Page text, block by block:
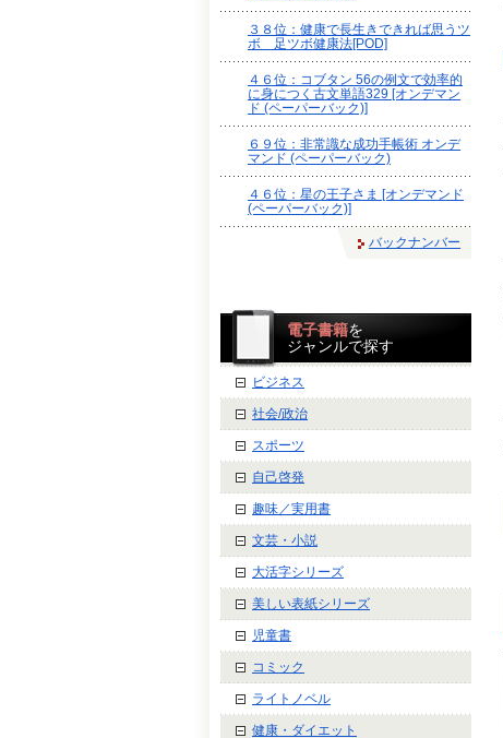
３８位：健康で長生きできれば思うツ
ボ 足ツボ健康法[POD]
４６位：コブタン 56の例文で効率的
に身につく古文単語329 [オンデマン
ド (ペーパーバック)]
６９位：非常識な成功手帳術 オンデ
マンド (ペーパーバック)
４６位：星の王子さま [オンデマンド
(ペーパーバック)]
バックナンバー
電子書籍を
ジャンルで探す
ビジネス
社会/政治
スポーツ
自己啓発
趣味／実用書
文芸・小説
大活字シリーズ
美しい表紙シリーズ
児童書
コミック
ライトノベル
健康・ダイエット